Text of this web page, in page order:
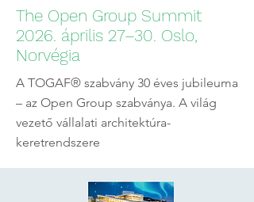
The Open Group Summit
2026. április 27–30. Oslo,
Norvégia
A TOGAF® szabvány 30 éves jubileuma
– az Open Group szabványa. A világ
vezető vállalati architektúra-
keretrendszere